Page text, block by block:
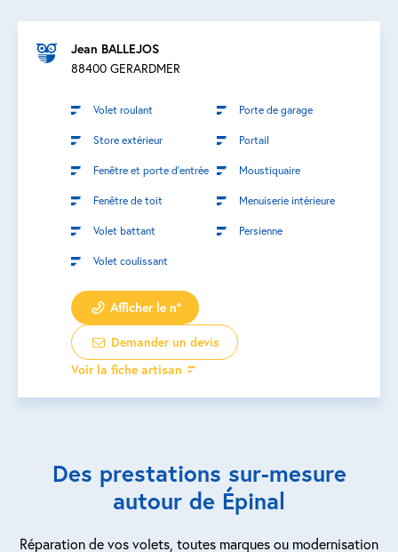
Jean BALLEJOS
88400 GERARDMER
Volet roulant Porte de garage
Store extérieur Portail
Fenêtre et porte d’entrée Moustiquaire
Fenêtre de toit Menuiserie intérieure
Volet battant Persienne
Volet coulissant
Afficher le n°
Demander un devis
Voir la fiche artisan
Des prestations sur-mesure
autour de Épinal
Réparation de vos volets, toutes marques ou modernisation